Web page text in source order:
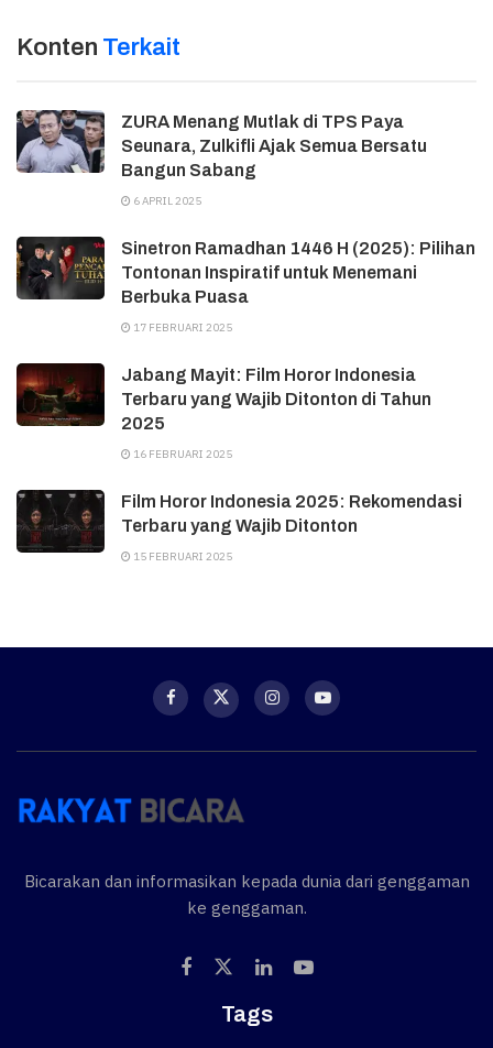
Konten Terkait
ZURA Menang Mutlak di TPS Paya
Seunara, Zulkifli Ajak Semua Bersatu
Bangun Sabang
6 APRIL 2025
Sinetron Ramadhan 1446 H (2025): Pilihan
Tontonan Inspiratif untuk Menemani
Berbuka Puasa
17 FEBRUARI 2025
Jabang Mayit: Film Horor Indonesia
Terbaru yang Wajib Ditonton di Tahun
2025
16 FEBRUARI 2025
Film Horor Indonesia 2025: Rekomendasi
Terbaru yang Wajib Ditonton
15 FEBRUARI 2025
Bicarakan dan informasikan kepada dunia dari genggaman
ke genggaman.
Tags